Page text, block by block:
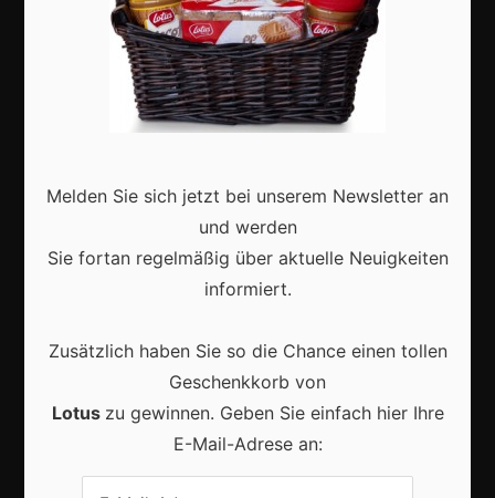
moderne Feierkultur
Karneval in Berlin erleben: Kreativität, Kultur und
Gemeinschaft auf einzigartige Weise entdecken
Melden Sie sich jetzt bei unserem Newsletter an
und werden
Sie fortan regelmäßig über aktuelle Neuigkeiten
informiert.
Zusätzlich haben Sie so die Chance einen tollen
Geschenkkorb von
Lotus zu gewinnen. Geben Sie einfach hier Ihre
E-Mail-Adrese an: